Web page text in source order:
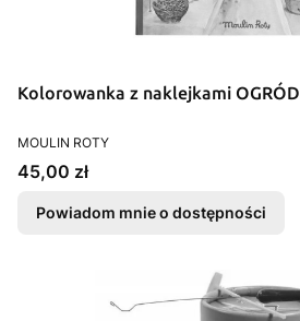
Kolorowanka z naklejkami OGRÓD
PRODUCENT
MOULIN ROTY
Cena
45,00 zł
Powiadom mnie o dostępności